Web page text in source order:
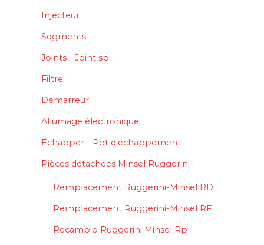
Injecteur
Segments
Joints - Joint spi
Filtre
Démarreur
Allumage électronique
Échapper - Pot d'échappement
Pièces détachées Minsel Ruggerini
Remplacement Ruggerini-Minsel RD
Remplacement Ruggerini-Minsel RF
Recambio Ruggerini Minsel Rp